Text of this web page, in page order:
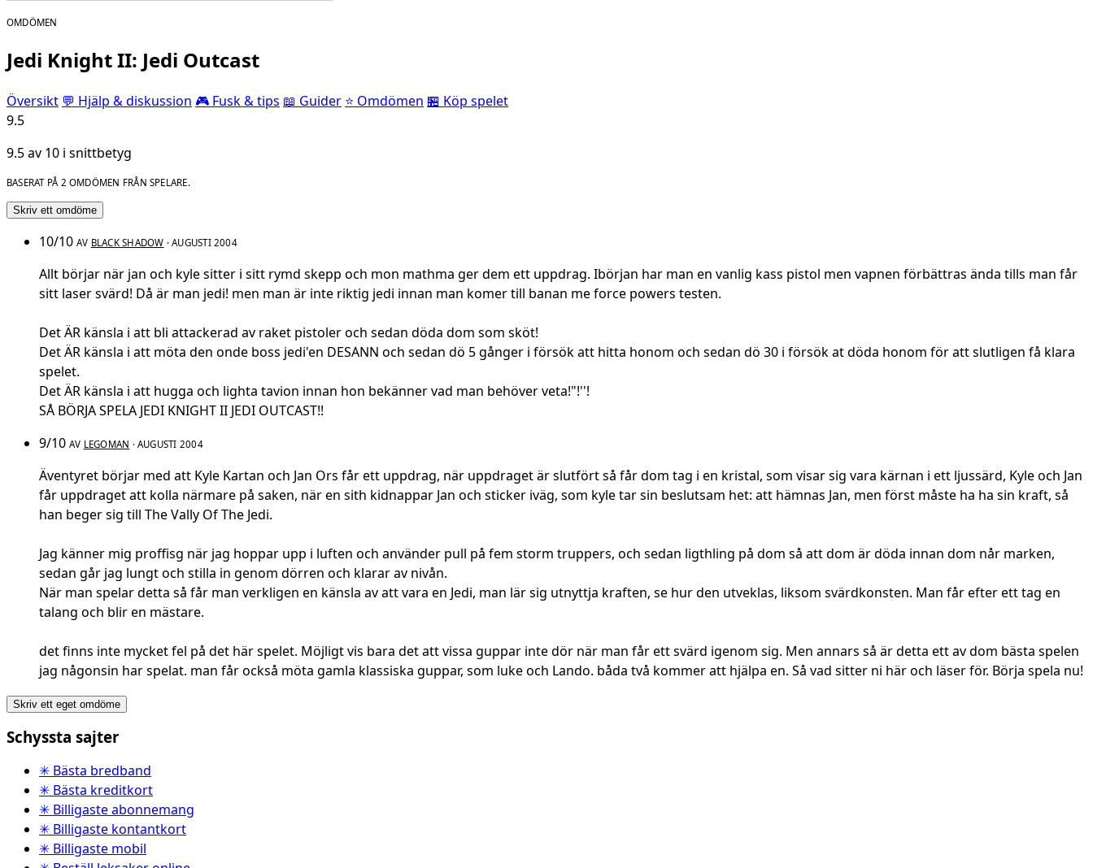
OMDÖMEN
Jedi Knight II: Jedi Outcast
Översikt 💬 Hjälp & diskussion 🎮 Fusk & tips 📖 Guider ⭐ Omdömen 🏪 Köp spelet
9.5
9.5 av 10 i snittbetyg
BASERAT PÅ 2 OMDÖMEN FRÅN SPELARE.
Skriv ett omdöme
10/10 AV BLACK SHADOW · AUGUSTI 2004
Allt börjar när jan och kyle sitter i sitt rymd skepp och mon mathma ger dem ett uppdrag. Ibörjan har man en vanlig kass pistol men vapnen förbättras ända tills man får
sitt laser svärd! Då är man jedi! men man är inte riktig jedi innan man komer till banan me force powers testen.
Det ÄR känsla i att bli attackerad av raket pistoler och sedan döda dom som sköt!
Det ÄR känsla i att möta den onde boss jedi'en DESANN och sedan dö 5 gånger i försök att hitta honom och sedan dö 30 i försök at döda honom för att slutligen få klara
spelet.
Det ÄR känsla i att hugga och lighta tavion innan hon bekänner vad man behöver veta!"!''!
SÅ BÖRJA SPELA JEDI KNIGHT II JEDI OUTCAST!!
9/10 AV LEGOMAN · AUGUSTI 2004
Äventyret börjar med att Kyle Kartan och Jan Ors får ett uppdrag, när uppdraget är slutfört så får dom tag i en kristal, som visar sig vara kärnan i ett ljussärd, Kyle och Jan
får uppdraget att kolla närmare på saken, när en sith kidnappar Jan och sticker iväg, som kyle tar sin beslutsam het: att hämnas Jan, men först måste ha ha sin kraft, så
han beger sig till The Vally Of The Jedi.
Jag känner mig proffisg när jag hoppar upp i luften och använder pull på fem storm truppers, och sedan ligthling på dom så att dom är döda innan dom når marken,
sedan går jag lungt och stilla in genom dörren och klarar av nivån.
När man spelar detta så får man verkligen en känsla av att vara en Jedi, man lär sig utnyttja kraften, se hur den utveklas, liksom svärdkonsten. Man får efter ett tag en
talang och blir en mästare.
det finns inte mycket fel på det här spelet. Möjligt vis bara det att vissa guppar inte dör när man får ett svärd igenom sig. Men annars så är detta ett av dom bästa spelen
jag någonsin har spelat. man får också möta gamla klassiska guppar, som luke och Lando. båda två kommer att hjälpa en. Så vad sitter ni här och läser för. Börja spela nu!
Skriv ett eget omdöme
Schyssta sajter
✳ Bästa bredband
✳ Bästa kreditkort
✳ Billigaste abonnemang
✳ Billigaste kontantkort
✳ Billigaste mobil